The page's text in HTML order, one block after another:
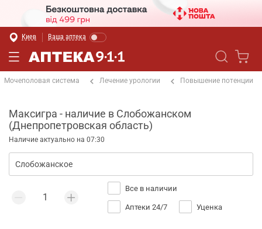
Киев Ваша аптека
Мочеполовая система Лечение урологии Повышение потенции
Максигра - наличие в Слобожанском
(Днепропетровская область)
Наличие актуально на 07:30
Все в наличии
Аптеки 24/7 Уценка